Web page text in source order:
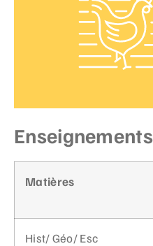
Enseignements
Matières
Hist/ Géo/ Esc